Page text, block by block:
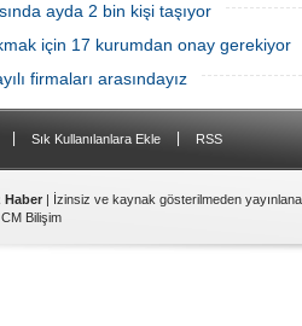
ayda 2 bin kişi taşıyor
için 17 kurumdan onay gerekiyor
firmaları arasındayız
Sık Kullanılanlara Ekle RSS
Haber | İzinsiz ve kaynak gösterilmeden
CM Bilişim